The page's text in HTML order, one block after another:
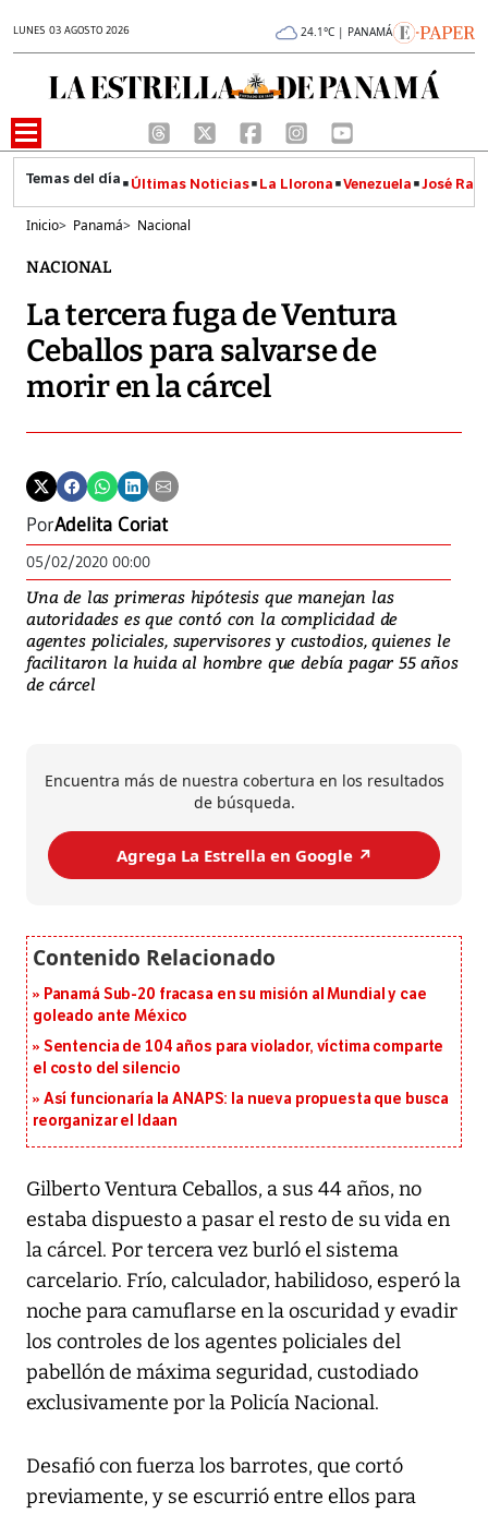
LUNES 03 AGOSTO 2026 24.1°C | PANAMÁ
Últimas Noticias La Llorona Venezuela José
Inicio> Panamá> Nacional
NACIONAL
La tercera fuga de Ventura
Ceballos para salvarse de
morir en la cárcel
PorAdelita Coriat
05/02/2020 00:00
Una de las primeras hipótesis que manejan las
autoridades es que contó con la complicidad de
agentes policiales, supervisores y custodios, quienes le
facilitaron la huida al hombre que debía pagar 55 años
de cárcel
Encuentra más de nuestra cobertura en los resultados
de búsqueda.
Agrega La Estrella en Google ↗️
Panamá Sub-20 fracasa en su misión al Mundial y cae
goleado ante México
Sentencia de 104 años para violador, víctima comparte
el costo del silencio
Así funcionaría la ANAPS: la nueva propuesta que busca
reorganizar el Idaan
Gilberto Ventura Ceballos, a sus 44 años, no
estaba dispuesto a pasar el resto de su vida en
la cárcel. Por tercera vez burló el sistema
carcelario. Frío, calculador, habilidoso, esperó la
noche para camuflarse en la oscuridad y evadir
los controles de los agentes policiales del
pabellón de máxima seguridad, custodiado
exclusivamente por la Policía Nacional.
Desafió con fuerza los barrotes, que cortó
previamente, y se escurrió entre ellos para